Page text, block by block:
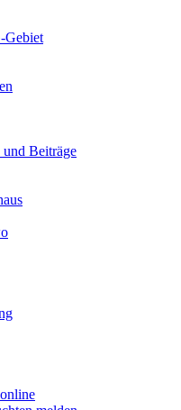
Gebiet
und Beiträge